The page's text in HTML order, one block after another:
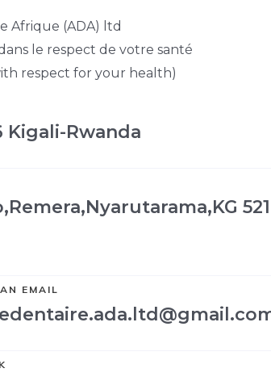
Afrique (ADA) ltd
le respect de votre santé
respect for your health)
Kigali-Rwanda
521
EMAIL